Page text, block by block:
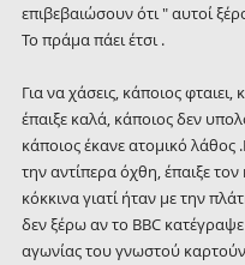
επιβεβαιώσουν ότι " αυτοί
Το πράμα πάει έτσι .
Για να χάσεις, κάποιος φταιει,
έπαιξε καλά, κάποιος δεν
κάποιος έκανε ατομικό λάθος
την αντίπερα όχθη, έπαιξε
κόκκινα γιατί ήταν με την
δεν ξέρω αν το BBC κατέγραψε
αγωνίας του γνωστού